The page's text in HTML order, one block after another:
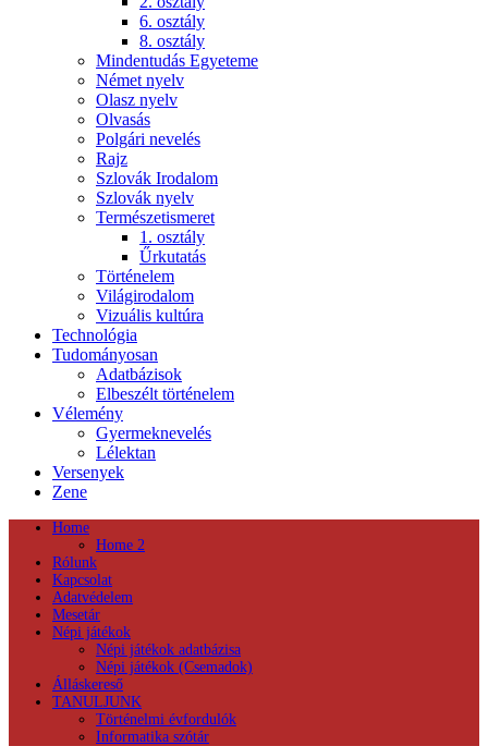
6. osztály
8. osztály
Mindentudás Egyeteme
Német nyelv
Olasz nyelv
Olvasás
Polgári nevelés
Rajz
Szlovák Irodalom
Szlovák nyelv
Természetismeret
1. osztály
Űrkutatás
Történelem
Világirodalom
Vizuális kultúra
Technológia
Tudományosan
Adatbázisok
Elbeszélt történelem
Vélemény
Gyermeknevelés
Lélektan
Versenyek
Zene
Home
Home 2
Rólunk
Kapcsolat
Adatvédelem
Mesetár
Népi játékok
Népi játékok adatbázisa
Népi játékok (Csemadok)
Álláskereső
TANULJUNK
Történelmi évfordulók
Informatika szótár